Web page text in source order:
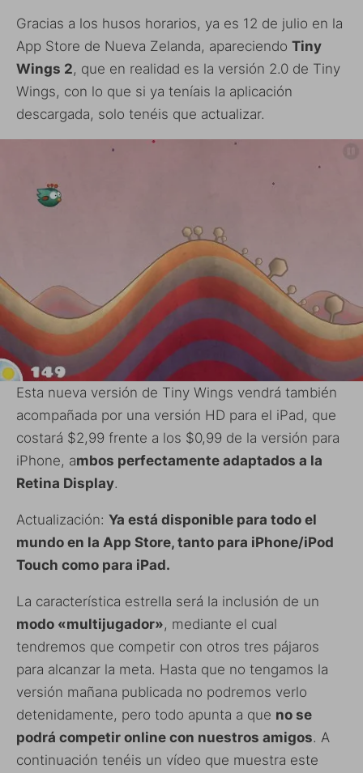
Gracias a los husos horarios, ya es 12 de julio en la
App Store de Nueva Zelanda, apareciendo Tiny
Wings 2, que en realidad es la versión 2.0 de Tiny
Wings, con lo que si ya teníais la aplicación
descargada, solo tenéis que actualizar.
Esta nueva versión de Tiny Wings vendrá también
acompañada por una versión HD para el iPad, que
costará $2,99 frente a los $0,99 de la versión para
iPhone, ambos perfectamente adaptados a la
Retina Display.
Actualización: Ya está disponible para todo el
mundo en la App Store, tanto para iPhone/iPod
Touch como para iPad.
La característica estrella será la inclusión de un
modo «multijugador», mediante el cual
tendremos que competir con otros tres pájaros
para alcanzar la meta. Hasta que no tengamos la
versión mañana publicada no podremos verlo
detenidamente, pero todo apunta a que no se
podrá competir online con nuestros amigos. A
continuación tenéis un vídeo que muestra este